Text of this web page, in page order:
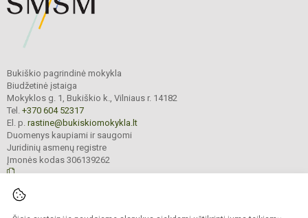
Bukiškio pagrindinė mokykla
Biudžetinė įstaiga
Mokyklos g. 1, Bukiškio k., Vilniaus r. 14182
Tel. +370 604 52317
El. p. rastine@bukiskiomokykla.lt
Duomenys kaupiami ir saugomi
Juridinių asmenų registre
Įmonės kodas 306139262